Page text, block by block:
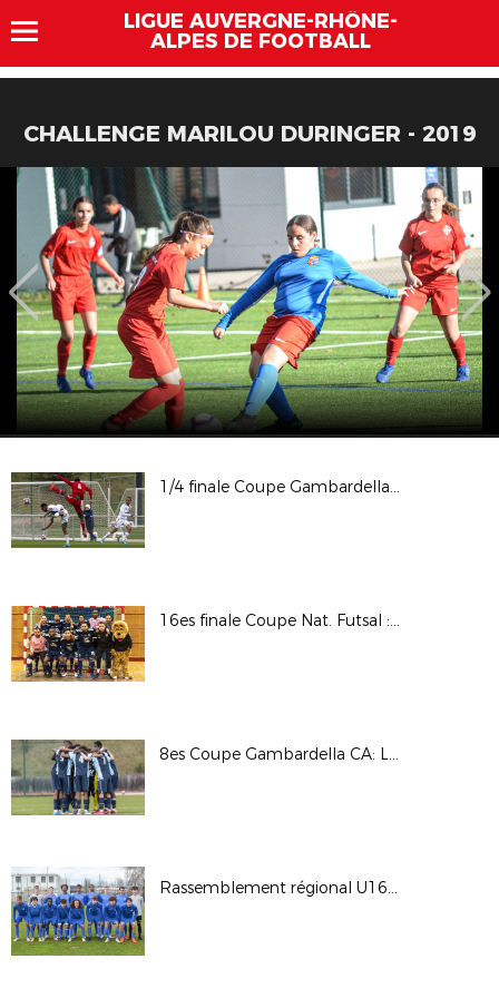
LIGUE AUVERGNE-RHÔNE-
ALPES DE FOOTBALL
CHALLENGE MARILOU DURINGER - 2019
1/4 finale Coupe Gambardella : OL / RCSA
16es finale Coupe Nat. Futsal : AS Martel Caluire / Toulon Elite Futsal © Photos LAuRAFoot- Alain Chenevière
8es Coupe Gambardella CA: Lyon - La Duchère / Le HAC © Photos LAuRAFoot- Alain Chenevière
Rassemblement régional U16G - Phase finale 2022